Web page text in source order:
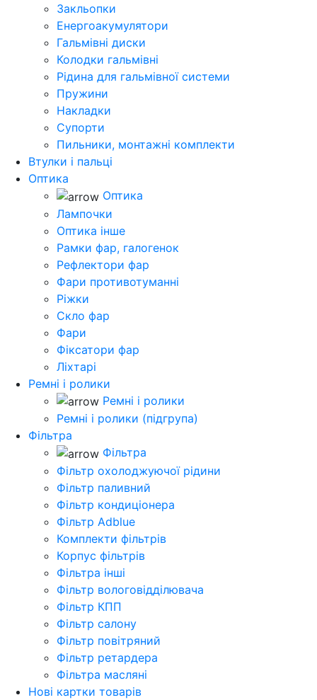
Закльопки
Енергоакумулятори
Гальмівні диски
Колодки гальмівні
Рідина для гальмівної системи
Пружини
Накладки
Супорти
Пильники, монтажні комплекти
Втулки і пальці
Оптика
Оптика
Лампочки
Оптика інше
Рамки фар, галогенок
Рефлектори фар
Фари противотуманні
Ріжки
Скло фар
Фари
Фіксатори фар
Ліхтарі
Ремні і ролики
Ремні і ролики
Ремні і ролики (підгрупа)
Фільтра
Фільтра
Фільтр охолоджуючої рідини
Фільтр паливний
Фільтр кондиціонера
Фільтр Adblue
Комплекти фільтрів
Корпус фільтрів
Фільтра інші
Фільтр вологовідділювача
Фільтр КПП
Фільтр салону
Фільтр повітряний
Фільтр ретардера
Фільтра масляні
Нові картки товарів